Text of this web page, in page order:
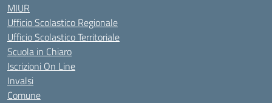
MIUR
Ufficio Scolastico Regionale
Ufficio Scolastico Territoriale
Scuola in Chiaro
Iscrizioni On Line
Invalsi
Comune